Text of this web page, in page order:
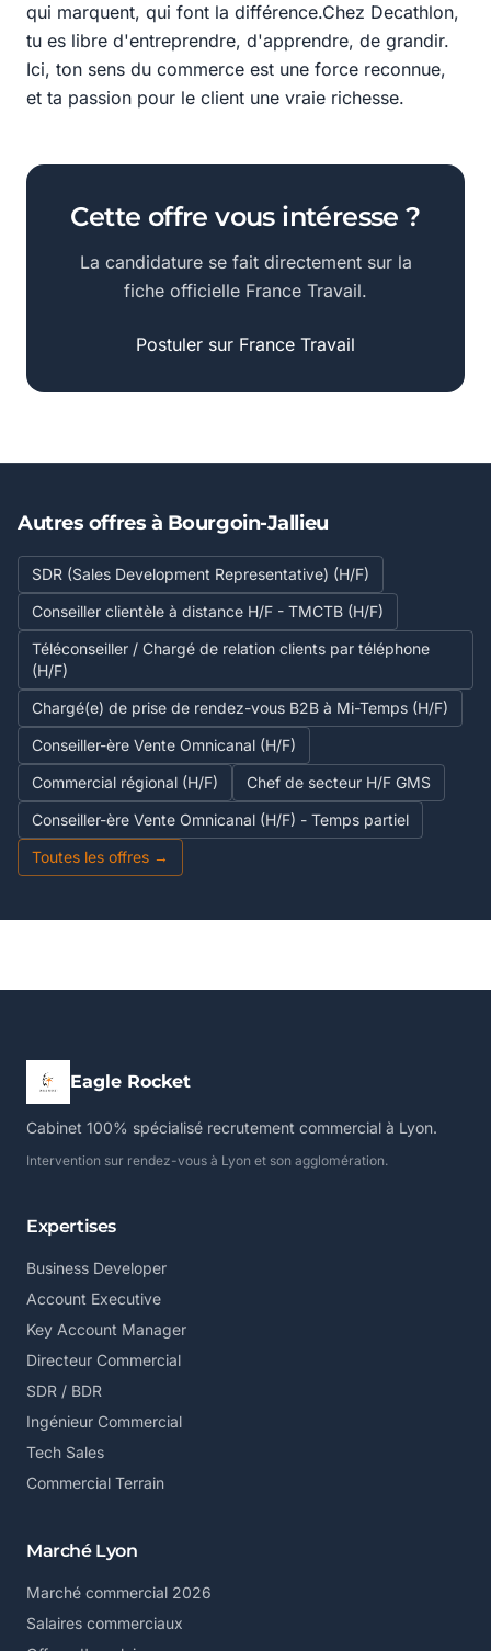
qui marquent, qui font la différence.Chez Decathlon,
tu es libre d'entreprendre, d'apprendre, de grandir.
Ici, ton sens du commerce est une force reconnue,
et ta passion pour le client une vraie richesse.
Cette offre vous intéresse ?
La candidature se fait directement sur la
fiche officielle France Travail.
Postuler sur France Travail
Autres offres à Bourgoin-Jallieu
SDR (Sales Development Representative) (H/F)
Conseiller clientèle à distance H/F - TMCTB (H/F)
Téléconseiller / Chargé de relation clients par téléphone
(H/F)
Chargé(e) de prise de rendez-vous B2B à Mi-Temps (H/F)
Conseiller-ère Vente Omnicanal (H/F)
Commercial régional (H/F)
Chef de secteur H/F GMS
Conseiller-ère Vente Omnicanal (H/F) - Temps partiel
Toutes les offres →
Eagle Rocket
Cabinet 100% spécialisé recrutement commercial à Lyon.
Intervention sur rendez-vous à Lyon et son agglomération.
Expertises
Business Developer
Account Executive
Key Account Manager
Directeur Commercial
SDR / BDR
Ingénieur Commercial
Tech Sales
Commercial Terrain
Marché Lyon
Marché commercial 2026
Salaires commerciaux